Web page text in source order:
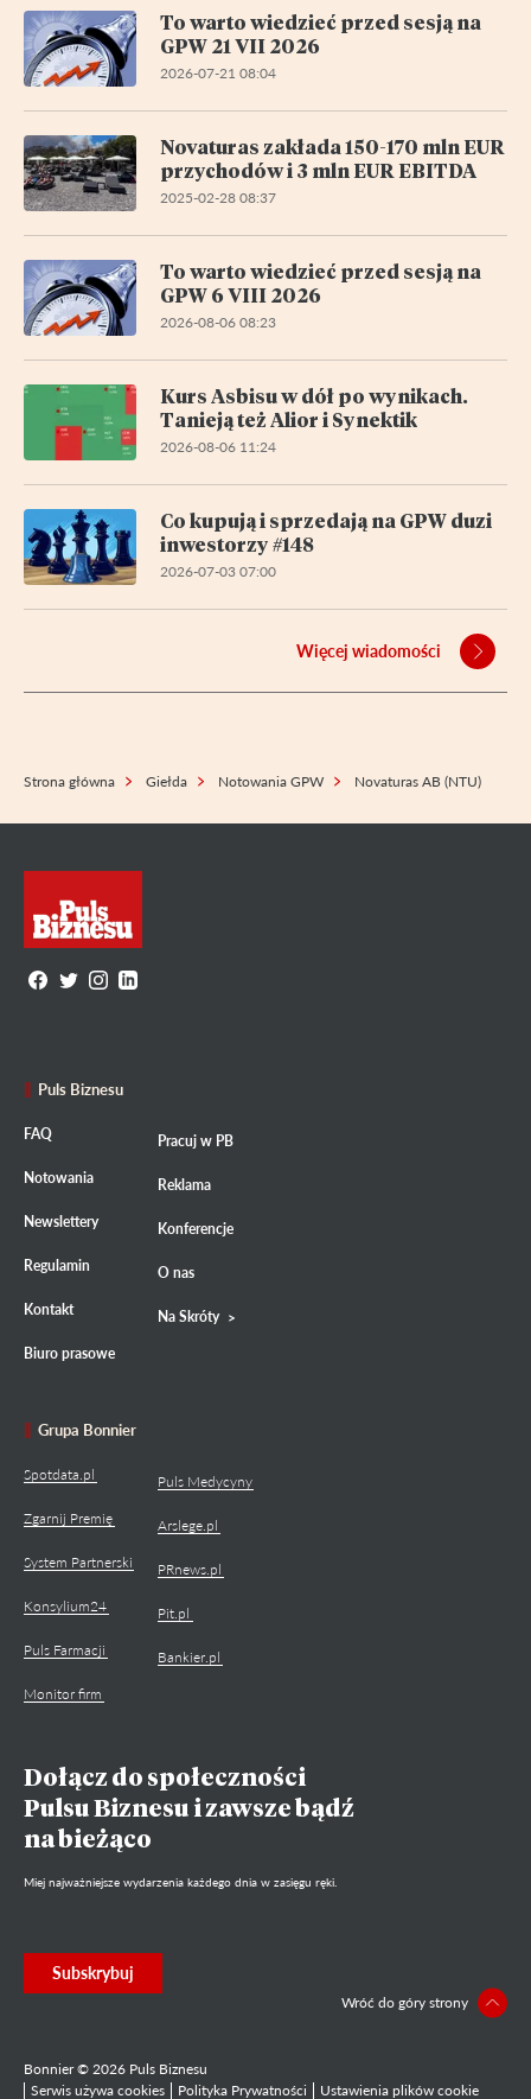
To warto wiedzieć przed sesją na
GPW 21 VII 2026
2026-07-21 08:04
Novaturas zakłada 150-170 mln EUR
przychodów i 3 mln EUR EBITDA
2025-02-28 08:37
To warto wiedzieć przed sesją na
GPW 6 VIII 2026
2026-08-06 08:23
Kurs Asbisu w dół po wynikach.
Tanieją też Alior i Synektik
2026-08-06 11:24
Co kupują i sprzedają na GPW duzi
inwestorzy #148
2026-07-03 07:00
Więcej wiadomości
Strona główna Giełda Notowania GPW Novaturas AB (NTU)
Puls Biznesu
FAQ
Notowania
Newslettery
Regulamin
Kontakt
Biuro prasowe
Pracuj w PB
Reklama
Konferencje
O nas
Na Skróty
Grupa Bonnier
Spotdata.pl
Zgarnij Premię
System Partnerski
Konsylium24
Puls Farmacji
Monitor firm
Puls Medycyny
Arslege.pl
PRnews.pl
Pit.pl
Bankier.pl
Dołącz do społeczności
Pulsu Biznesu i zawsze bądź
na bieżąco
Miej najważniejsze wydarzenia każdego dnia w zasięgu ręki.
Subskrybuj
Bonnier © 2026 Puls Biznesu
Serwis używa cookies
Polityka Prywatności Ustawienia plików cookie
Wróć do góry strony